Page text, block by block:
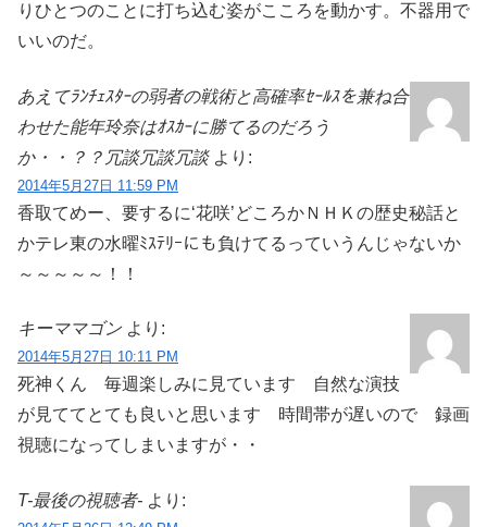
りひとつのことに打ち込む姿がこころを動かす。不器用で
いいのだ。
あえてﾗﾝﾁｪｽﾀｰの弱者の戦術と高確率ｾｰﾙｽを兼ね合
わせた能年玲奈はｵｽｶｰに勝てるのだろう
か・・？？冗談冗談冗談 より:
2014年5月27日 11:59 PM
香取てめー、要するに‘花咲’どころかＮＨＫの歴史秘話と
かテレ東の水曜ﾐｽﾃﾘｰにも負けてるっていうんじゃないか
～～～～～！！
キーママゴン より:
2014年5月27日 10:11 PM
死神くん 毎週楽しみに見ています 自然な演技
が見ててとても良いと思います 時間帯が遅いので 録画
視聴になってしまいますが・・
T-最後の視聴者- より: